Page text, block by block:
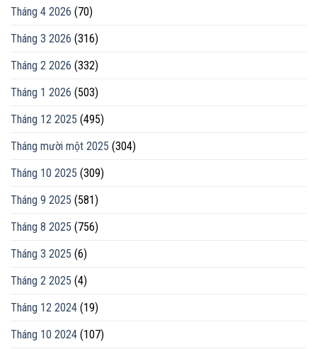
Tháng 4 2026 (70)
Tháng 3 2026 (316)
Tháng 2 2026 (332)
Tháng 1 2026 (503)
Tháng 12 2025 (495)
Tháng mười một 2025 (304)
Tháng 10 2025 (309)
Tháng 9 2025 (581)
Tháng 8 2025 (756)
Tháng 3 2025 (6)
Tháng 2 2025 (4)
Tháng 12 2024 (19)
Tháng 10 2024 (107)